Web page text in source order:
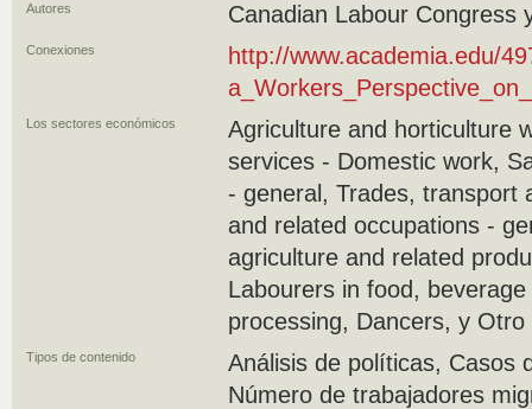
Autores Canadian Labour Congress
Conexiones
http://www.academia.edu/
Los sectores económicos
Agriculture and horticulture
services - Domestic work,
- general, Trades, transport
and related occupations -
agriculture and related
Labourers in food,
processing, Dancers, y Otro
Tipos de contenido
Análisis de políticas, Casos
Número de trabajadores